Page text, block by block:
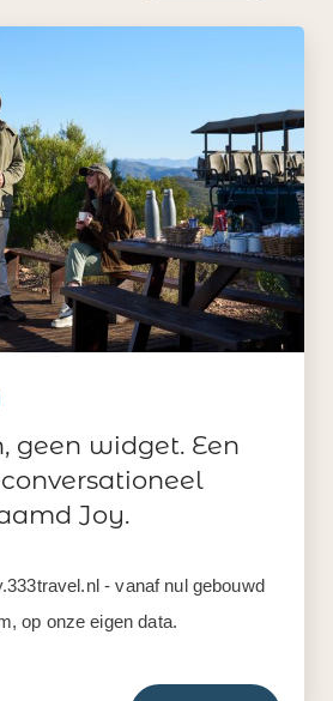
geen widget. Een
Joy.
- vanaf nul gebouwd
op onze eigen data.